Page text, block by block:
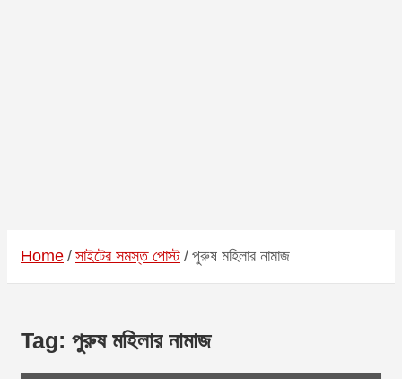
Home সাইটের সমস্ত পোস্ট পুরুষ মহিলার নামাজ
Tag: পুরুষ মহিলার নামাজ